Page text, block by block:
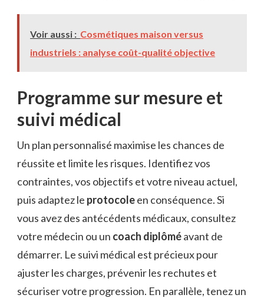
Voir aussi : Cosmétiques maison versus
industriels : analyse coût-qualité objective
Programme sur mesure et
suivi médical
Un plan personnalisé maximise les chances de
réussite et limite les risques. Identifiez vos
contraintes, vos objectifs et votre niveau actuel,
puis adaptez le protocoleen conséquence. Si
vous avez des antécédents médicaux, consultez
votre médecin ou un coach diplôméavant de
démarrer. Le suivi médical est précieux pour
ajuster les charges, prévenir les rechutes et
sécuriser votre progression. En parallèle, tenez un